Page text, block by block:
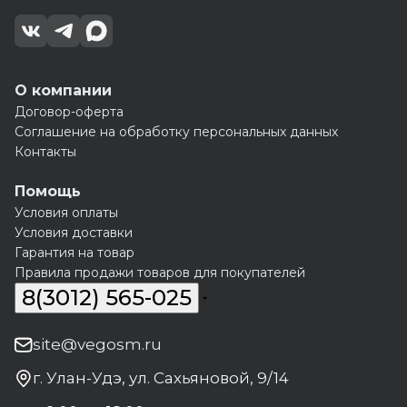
О компании
Договор-оферта
Соглашение на обработку персональных данных
Контакты
Помощь
Условия оплаты
Условия доставки
Гарантия на товар
Правила продажи товаров для покупателей
8(3012) 565-025
site@vegosm.ru
г. Улан-Удэ, ул. Сахьяновой, 9/14